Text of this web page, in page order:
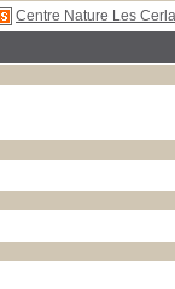
Centre Nature Les